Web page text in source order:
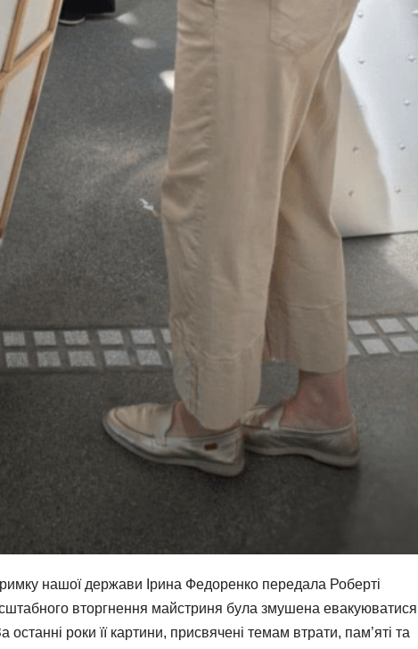
нашої держави Ірина Федоренко передала Роберті
вторгнення майстриня була змушена евакуюватися
роки її картини, присвячені темам втрати, пам’яті та